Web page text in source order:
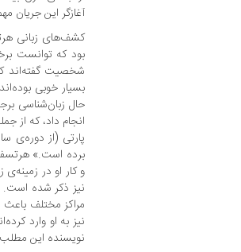
آغازگر این جریان مهم ارنست
کشف‌های زبانی
بود که توانست
شخصیت گفته‌اند
بسیار خوبی
حال زبان‌شناسی
انجام داد، که از
پارتی (از دوره‌ی
برده است.»
و کار او در
نیز ذکر شده است.
مراکز مختلف
نیز به او وارد
نویسنده این